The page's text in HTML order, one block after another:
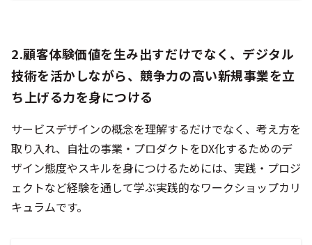
2.顧客体験価値を生み出すだけでなく、デジタル
技術を活かしながら、競争力の高い新規事業を立
ち上げる力を身につける
サービスデザインの概念を理解するだけでなく、考え方を
取り入れ、自社の事業・プロダクトをDX化するためのデ
ザイン態度やスキルを身につけるためには、実践・プロジ
ェクトなど経験を通して学ぶ実践的なワークショップカリ
キュラムです。